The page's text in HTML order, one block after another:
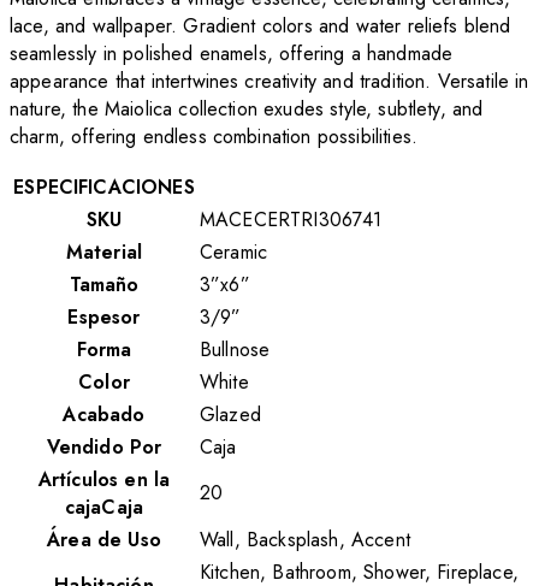
lace, and wallpaper. Gradient colors and water reliefs blend
seamlessly in polished enamels, offering a handmade
appearance that intertwines creativity and tradition. Versatile in
nature, the Maiolica collection exudes style, subtlety, and
charm, offering endless combination possibilities.
ESPECIFICACIONES
SKU
MACECERTRI306741
Material
Ceramic
Tamaño
3”x6”
Espesor
3/9”
Forma
Bullnose
Color
White
Acabado
Glazed
Vendido Por
Caja
Artículos en la
cajaCaja
20
Área de Uso
Wall, Backsplash, Accent
Kitchen, Bathroom, Shower, Fireplace,